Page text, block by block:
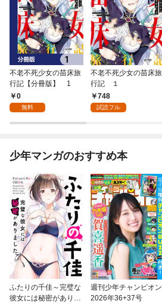
不老不死少女の苗床旅
行記【分冊版】 1
0
無料
不老不死少女の苗床旅
行記 １
748
試読フル
少年マンガのおすすめ本
ふたりの千佳～完璧な
彼女には秘密がありま
週刊少年チャンピオン
2026年36+37号